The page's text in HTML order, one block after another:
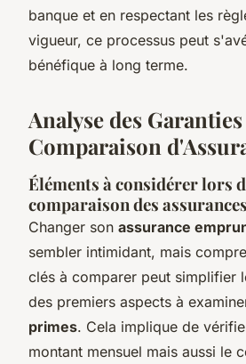
banque et en respectant les
vigueur, ce processus peut
bénéfique à long terme.
Analyse des
Comparaison
Éléments à considérer lors
comparaison des
Changer son assurance
sembler intimidant, mais
clés à comparer peut simplifier
des premiers aspects à
primes. Cela implique de
montant mensuel mais aussi le